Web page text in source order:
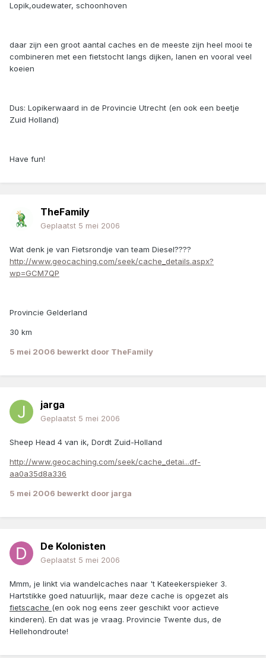
Lopik,oudewater, schoonhoven
daar zijn een groot aantal caches en de meeste zijn heel mooi te
combineren met een fietstocht langs dijken, lanen en vooral veel
koeien
Dus: Lopikerwaard in de Provincie Utrecht (en ook een beetje
Zuid Holland)
Have fun!
TheFamily
Geplaatst 5 mei 2006
Wat denk je van Fietsrondje van team Diesel????
http://www.geocaching.com/seek/cache_details.aspx?
wp=GCM7QP
Provincie Gelderland
30 km
5 mei 2006 bewerkt door TheFamily
jarga
Geplaatst 5 mei 2006
Sheep Head 4 van ik, Dordt Zuid-Holland
http://www.geocaching.com/seek/cache_detai...df-
aa0a35d8a336
5 mei 2006 bewerkt door jarga
De Kolonisten
Geplaatst 5 mei 2006
Mmm, je linkt via wandelcaches naar 't Kateekerspieker 3.
Hartstikke goed natuurlijk, maar deze cache is opgezet als
fietscache (en ook nog eens zeer geschikt voor actieve
kinderen). En dat was je vraag. Provincie Twente dus, de
Hellehondroute!